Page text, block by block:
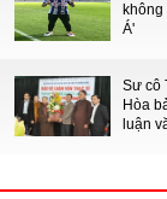
Á'
Sư cô
Hòa
luận